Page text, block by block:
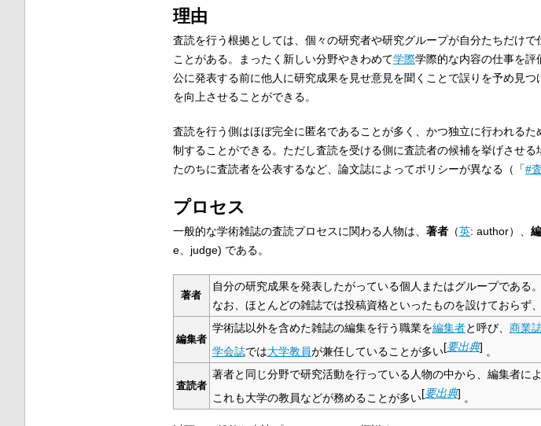
理由
査読を行う根拠としては、個々の研究者や研究グループが自分たちだけ
ことがある。まったく新しい分野やきわめて学際学際的な内容の仕事を評
公に発表する前に他人に研究成果を見せ意見を聞くことで誤りを予め見
を向上させることができる。
査読を行う側はほぼ完全に匿名であることが多く、かつ独立に行われる
制することができる。ただし査読を受ける側に査読者の候補を挙げさせ
たのちに査読者を公表するなど、論文誌によってポリシーが異なる（「#
プロセス
一般的な学術雑誌の査読プロセスに関わる人物は、 著者（英: author）、
e、 judge) である。
著者
自分の研究成果を発表したがっている個人またはグループである。
なお、ほとんどの雑誌では投稿資格といったものを設けておらず
編集者
学術誌以外を含めた雑誌の編集を行う職業を編集者と呼び、 商業
学会誌では大学教員が兼任していることが多い[要出典] 。
査読者
著者と同じ分野で研究活動を行っている人物の中から、編集者に
これも大学の教員などが務めることが多い[要出典] 。